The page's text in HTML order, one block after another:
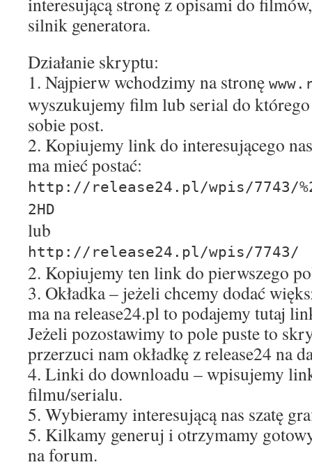
silnik generatora.
Działanie skryptu:
1. Najpierw wchodzimy na stronę
wyszukujemy film lub serial do
sobie post.
2. Kopiujemy link do interesującego
ma mieć postać:
http://release24.pl/wpis/7743/
2HD
lub
http://release24.pl/wpis/7743/
2. Kopiujemy ten link do pierwszego
3. Okładka – jeżeli chcemy dodać
ma na release24.pl to podajemy tutaj
Jeżeli pozostawimy to pole puste to
przerzuci nam okładkę z release24 na
4. Linki do downloadu – wpisujemy
filmu/serialu.
5. Wybieramy interesującą nas szatę
5. Kilkamy generuj i otrzymamy
na forum.